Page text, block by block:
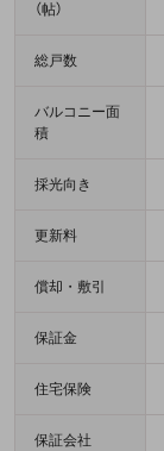
（帖）
総戸数
バルコニー面
積
採光向き
更新料
償却・敷引
保証金
住宅保険
保証会社